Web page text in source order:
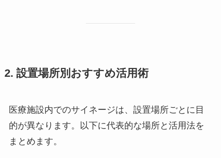
2. 設置場所別おすすめ活用術
医療施設内でのサイネージは、設置場所ごとに目
的が異なります。以下に代表的な場所と活用法を
まとめます。